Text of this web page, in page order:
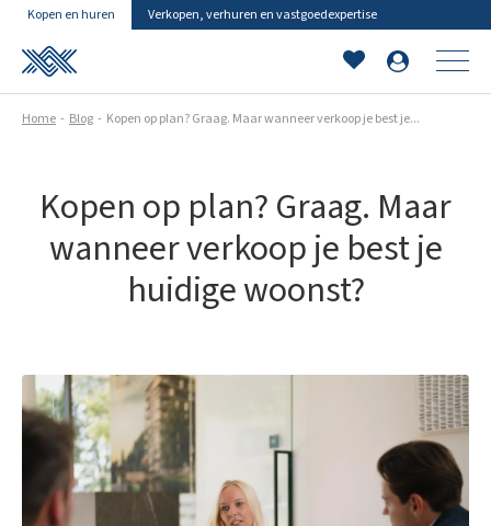
Kopen en huren Verkopen, verhuren en vastgoedexpertise
Home Blog Kopen op plan? Graag. Maar wanneer verkoop je best je...
Kopen op plan? Graag. Maar
wanneer verkoop je best je
huidige woonst?